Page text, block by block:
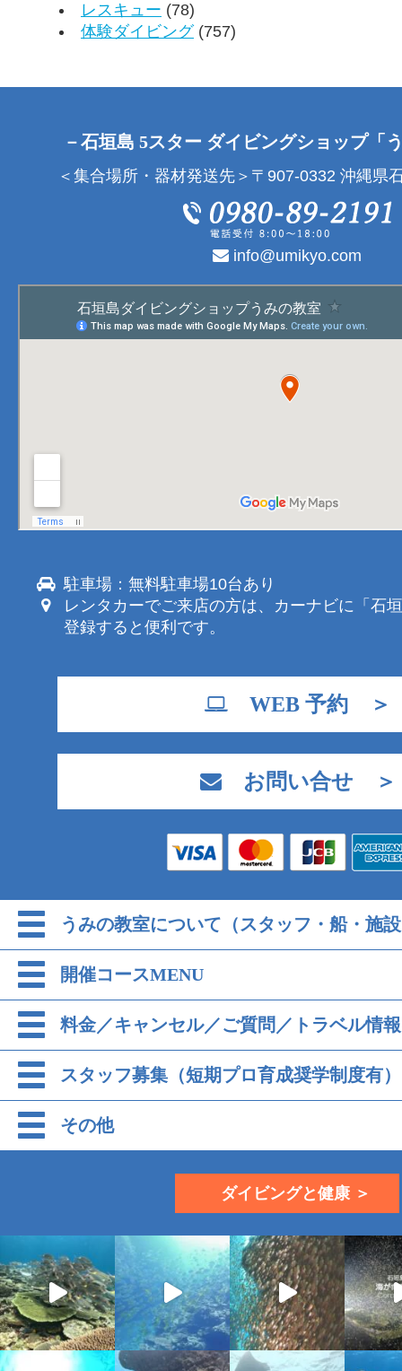
レスキュー (78)
体験ダイビング(757)
－石垣島 5スター ダイビングショップ「
＜集合場所・器材発送先＞〒907-0332 沖縄県
info@umikyo.com
駐車場：無料駐車場10台あり
レンタカーでご来店の方は、カーナビに「石
登録すると便利です。
WEB 予約 ＞
お問い合せ ＞
うみの教室について（スタッフ・船・施
開催コースMENU
料金／キャンセル／ご質問／トラベル情報
スタッフ募集（短期プロ育成奨学制度有）
その他
ダイビングと健康 ＞